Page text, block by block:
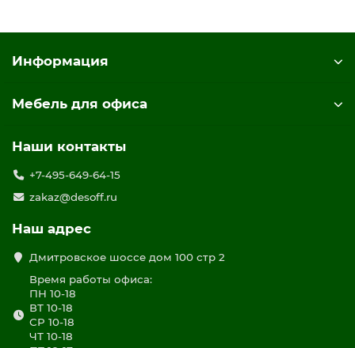
Информация
Мебель для офиса
Наши контакты
+7-495-649-64-15
zakaz@desoff.ru
Наш адрес
Дмитровское шоссе дом 100 стр 2
Время работы офиса:
ПН 10-18
ВТ 10-18
СР 10-18
ЧТ 10-18